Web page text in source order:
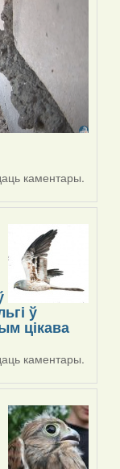
каментары.
ў
цікава
каментары.